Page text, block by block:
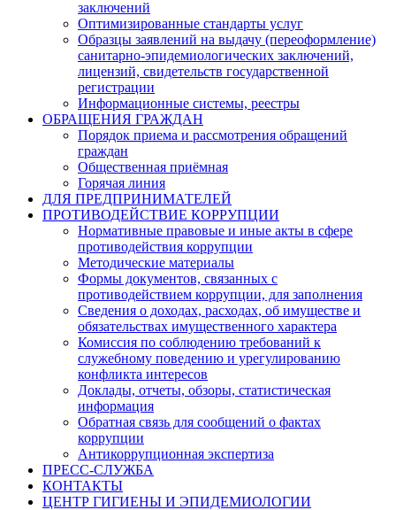
заключений
Оптимизированные стандарты услуг
Образцы заявлений на выдачу (переоформление)
санитарно-эпидемиологических заключений,
лицензий, свидетельств государственной
регистрации
Информационные системы, реестры
ОБРАЩЕНИЯ ГРАЖДАН
Порядок приема и рассмотрения обращений
граждан
Общественная приёмная
Горячая линия
ДЛЯ ПРЕДПРИНИМАТЕЛЕЙ
ПРОТИВОДЕЙСТВИЕ КОРРУПЦИИ
Нормативные правовые и иные акты в сфере
противодействия коррупции
Методические материалы
Формы документов, связанных с
противодействием коррупции, для заполнения
Сведения о доходах, расходах, об имуществе и
обязательствах имущественного характера
Комиссия по соблюдению требований к
служебному поведению и урегулированию
конфликта интересов
Доклады, отчеты, обзоры, статистическая
информация
Обратная связь для сообщений о фактах
коррупции
Антикоррупционная экспертиза
ПРЕСС-СЛУЖБА
КОНТАКТЫ
ЦЕНТР ГИГИЕНЫ И ЭПИДЕМИОЛОГИИ